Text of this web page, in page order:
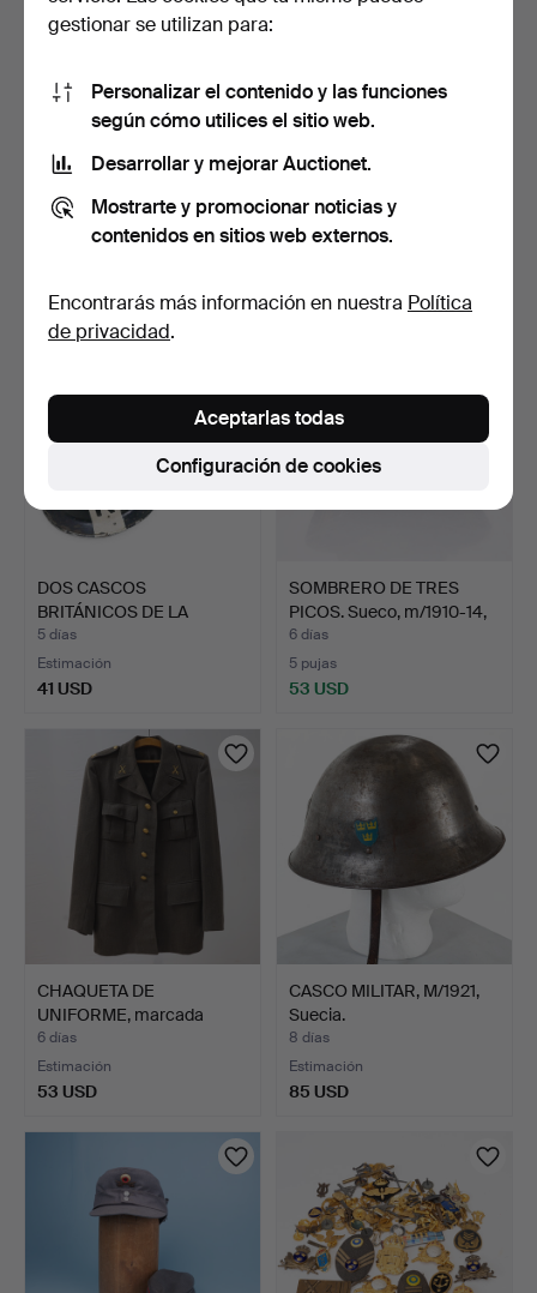
en ESTUCHE.
siglo XIX.
5 días
DOS CASCOS
BRITÁNICOS DE LA
RETAGUARDIA DE…
5 días
Estimación
41 USD
SOMBRERO DE TRES
PICOS. Sueco, m/1910-14,
…
6 días
5 pujas
53 USD
CHAQUETA DE
UNIFORME, marcada
"Lejonmärket…
6 días
Estimación
53 USD
CASCO MILITAR, M/1921,
Suecia.
8 días
Estimación
85 USD
gestionar se utilizan para:
Personalizar el contenido y las funciones
según cómo utilices el sitio web.
Desarrollar y mejorar Auctionet.
Mostrarte y promocionar noticias y
contenidos en sitios web externos.
Encontrarás más información en nuestra Política
de privacidad.
Configuración de cookies
Aceptarlas todas